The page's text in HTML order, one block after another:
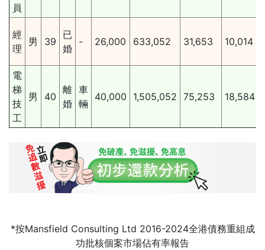
員
經
理
男 39
已
婚
- 26,000 633,052 31,653 10,014
電
梯
技
工
男 40
離
婚
車
輛
40,000 1,505,052 75,253 18,584
*按Mansfield Consulting Ltd 2016-2024全港債務重組成
功批核個案市場佔有率報告